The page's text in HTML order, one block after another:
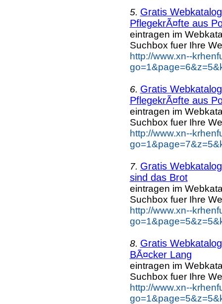
5. Gratis
PflegekrÃ¤fte aus
eintragen im
Suchbox fuer Ihre
http://www.xn--
6. Gratis
PflegekrÃ¤fte aus
eintragen im
Suchbox fuer Ihre
http://www.xn--
7. Gratis
sind das Brot
eintragen im
Suchbox fuer Ihre
http://www.xn--
8. Gratis
BÃ¤cker Lang
eintragen im
Suchbox fuer Ihre
http://www.xn--